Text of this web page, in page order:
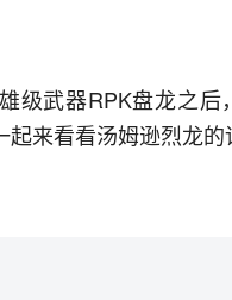
级武器RPK盘龙之
来看看汤姆逊烈龙的